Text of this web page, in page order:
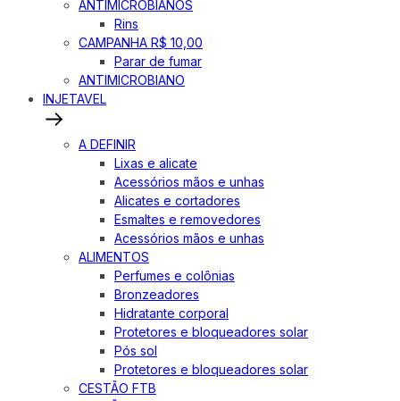
ANTIMICROBIANOS
Rins
CAMPANHA R$ 10,00
Parar de fumar
ANTIMICROBIANO
INJETAVEL
A DEFINIR
Lixas e alicate
Acessórios mãos e unhas
Alicates e cortadores
Esmaltes e removedores
Acessórios mãos e unhas
ALIMENTOS
Perfumes e colônias
Bronzeadores
Hidratante corporal
Protetores e bloqueadores solar
Pós sol
Protetores e bloqueadores solar
CESTÃO FTB